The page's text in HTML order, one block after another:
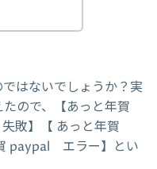
はないでしょうか？実
ので、【あっと年賀
敗】【 あっと年賀
paypal エラー】とい